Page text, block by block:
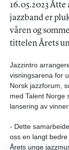
16.05.2023
jazzband er
våren og
tittelen Årets
Jazzintro
visningsarena for
Norsk jazzforum,
med Talent Norge
lansering av
- Dette
oss en langt
Årets unge